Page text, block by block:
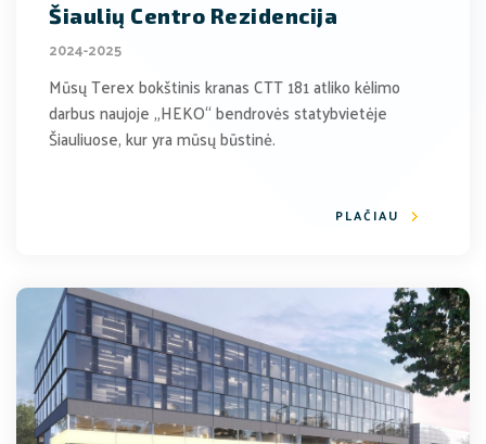
Šiaulių Centro Rezidencija
2024-2025
Mūsų Terex bokštinis kranas CTT 181 atliko kėlimo
darbus naujoje „HEKO“ bendrovės statybvietėje
Šiauliuose, kur yra mūsų būstinė.
PLAČIAU